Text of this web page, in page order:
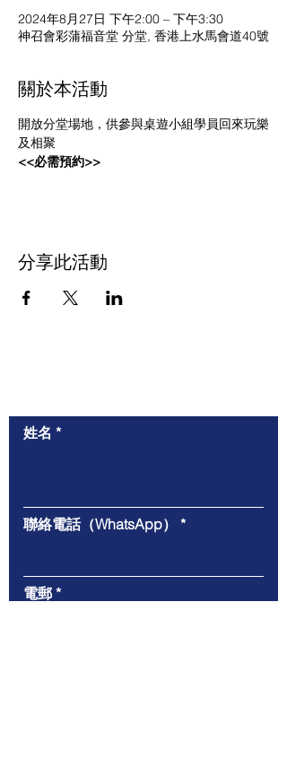
2024年8月27日 下午2:00 – 下午3:30
神召會彩蒲福音堂 分堂, 香港上水馬會道40號
關於本活動
開放分堂場地，供參與桌遊小組學員回來玩樂
及相聚
<<必需預約>>
分享此活動
姓名
聯絡電話（WhatsApp）
電郵